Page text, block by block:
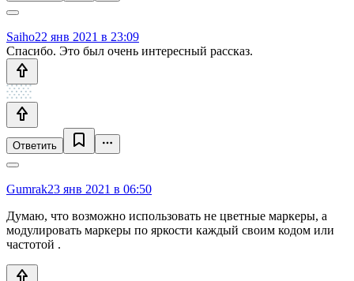
Saiho22 янв 2021 в 23:09
Спасибо. Это был очень интересный рассказ.
Ответить
Gumrak23 янв 2021 в 06:50
Думаю, что возможно использовать не цветные маркеры, а
модулировать маркеры по яркости каждый своим кодом или
частотой .